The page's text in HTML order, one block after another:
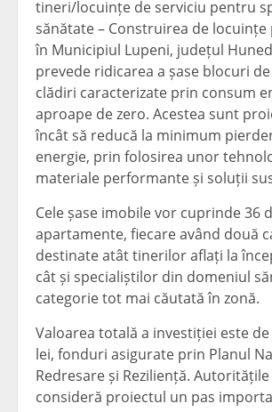
tineri/locuințe de serviciu pentru
sănătate – Construirea de
în Municipiul Lupeni, județul
prevede ridicarea a șase blocuri de
clădiri caracterizate prin consum
aproape de zero. Acestea sunt
încât să reducă la minimum
energie, prin folosirea unor
materiale performante și soluții
Cele șase imobile vor cuprinde 36
apartamente, fiecare având două
destinate atât tinerilor aflați la
cât și specialiștilor din domeniul
categorie tot mai căutată în zonă.
Valoarea totală a investiției este de
lei, fonduri asigurate prin Planul
Redresare și Reziliență.
consideră proiectul un pas